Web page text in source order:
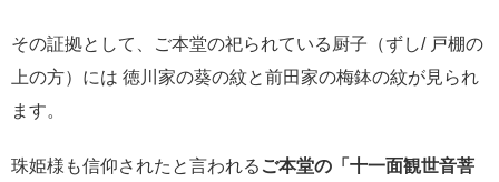
その証拠として、ご本堂の祀られている厨子（ずし/ 戸棚の
上の方）には 徳川家の葵の紋と前田家の梅鉢の紋が見られ
ます。
珠姫様も信仰されたと言われる ご本堂の「十一面観世音菩